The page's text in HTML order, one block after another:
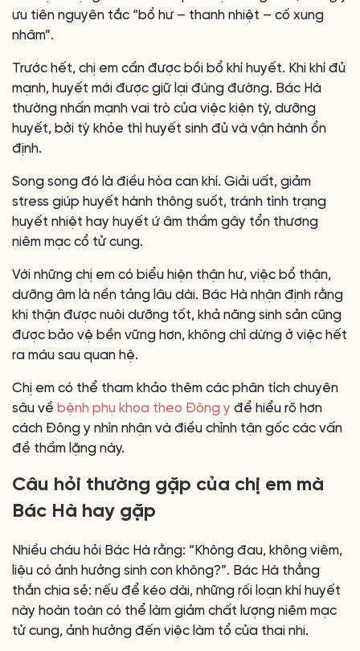
ưu tiên nguyên tắc “bổ hư – thanh nhiệt – cố xung
nhâm”.
Trước hết, chị em cần được bồi bổ khí huyết. Khi khí đủ
mạnh, huyết mới được giữ lại đúng đường. Bác Hà
thường nhấn mạnh vai trò của việc kiện tỳ, dưỡng
huyết, bởi tỳ khỏe thì huyết sinh đủ và vận hành ổn
định.
Song song đó là điều hòa can khí. Giải uất, giảm
stress giúp huyết hành thông suốt, tránh tình trạng
huyết nhiệt hay huyết ứ âm thầm gây tổn thương
niêm mạc cổ tử cung.
Với những chị em có biểu hiện thận hư, việc bổ thận,
dưỡng âm là nền tảng lâu dài. Bác Hà nhận định rằng
khi thận được nuôi dưỡng tốt, khả năng sinh sản cũng
được bảo vệ bền vững hơn, không chỉ dừng ở việc hết
ra máu sau quan hệ.
Chị em có thể tham khảo thêm các phân tích chuyên
sâu về bệnh phụ khoa theo Đông y để hiểu rõ hơn
cách Đông y nhìn nhận và điều chỉnh tận gốc các vấn
đề thầm lặng này.
Câu hỏi thường gặp của chị em mà
Bác Hà hay gặp
Nhiều cháu hỏi Bác Hà rằng: “Không đau, không viêm,
liệu có ảnh hưởng sinh con không?”. Bác Hà thẳng
thắn chia sẻ: nếu để kéo dài, những rối loạn khí huyết
này hoàn toàn có thể làm giảm chất lượng niêm mạc
tử cung, ảnh hưởng đến việc làm tổ của thai nhi.